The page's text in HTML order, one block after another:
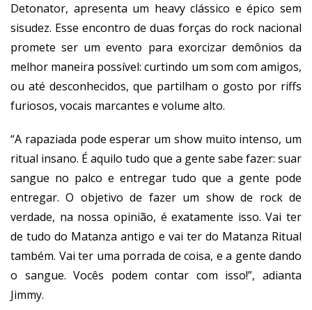
Detonator, apresenta um heavy clássico e épico sem
sisudez. Esse encontro de duas forças do rock nacional
promete ser um evento para exorcizar demônios da
melhor maneira possível: curtindo um som com amigos,
ou até desconhecidos, que partilham o gosto por riffs
furiosos, vocais marcantes e volume alto.
“A rapaziada pode esperar um show muito intenso, um
ritual insano. É aquilo tudo que a gente sabe fazer: suar
sangue no palco e entregar tudo que a gente pode
entregar. O objetivo de fazer um show de rock de
verdade, na nossa opinião, é exatamente isso. Vai ter
de tudo do Matanza antigo e vai ter do Matanza Ritual
também. Vai ter uma porrada de coisa, e a gente dando
o sangue. Vocês podem contar com isso!”, adianta
Jimmy.